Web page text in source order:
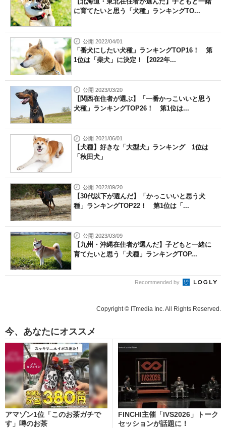
に育てたいと思う「犬種」ランキングTO...
公開 2022/04/01
「番犬にしたい犬種」ランキングTOP16！ 第
1位は「柴犬」に決定！【2022年...
公開 2023/03/20
【関西在住者が選ぶ】「一番かっこいいと思う
犬種」ランキングTOP26！ 第1位は...
公開 2021/06/01
【犬種】好きな「大型犬」ランキング 1位は
「秋田犬」
公開 2022/09/20
【30代以下が選んだ】「かっこいいと思う犬
種」ランキングTOP22！ 第1位は「...
公開 2023/03/09
【九州・沖縄在住者が選んだ】子どもと一緒に
育てたいと思う「犬種」ランキングTOP...
Recommended by
Copyright © ITmedia Inc. All Rights Reserved.
今、あなたにオススメ
アマゾン1位「このお茶ガチで
す」噂のお茶
FINCHI主催「IVS2026」トーク
セッションが話題に！